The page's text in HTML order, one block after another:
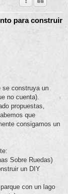
para construir
se construya un
no cuenta).
propuestas,
que
consigamos un
Sobre Ruedas)
un DIY
con un lago